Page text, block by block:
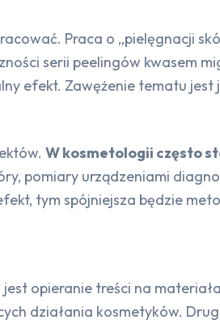
Praca o „pielęgnacji
serii peelingów kwasem
efekt. Zawężenie tematu
W kosmetologii często
pomiary urządzeniami
tym spójniejsza będzie
opieranie treści na
działania kosmetyków.